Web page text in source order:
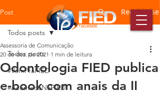
Post Registre-se
Todos posts
#VemPraFIED
#AconteceNaFIED
Todos posts
Odontologia FIED publica
e-book com anais da II
Assessoria de Comunicação
20 de dez. de 2021 1 min de leitura